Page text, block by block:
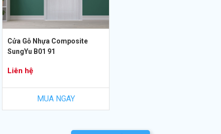
Cửa Gỗ Nhựa Composite
SungYu B01 91
Liên hệ
MUA NGAY